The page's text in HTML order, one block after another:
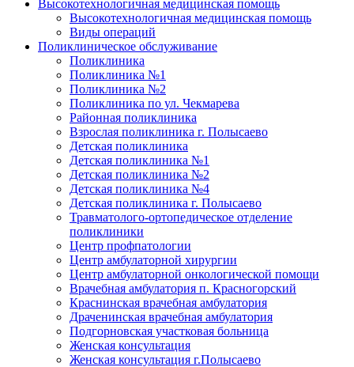
Высокотехнологичная медицинская помощь
Высокотехнологичная медицинская помощь
Виды операций
Поликлиническое обслуживание
Поликлиника
Поликлиника №1
Поликлиника №2
Поликлиника по ул. Чекмарева
Районная поликлиника
Взрослая поликлиника г. Полысаево
Детская поликлиника
Детская поликлиника №1
Детская поликлиника №2
Детская поликлиника №4
Детская поликлиника г. Полысаево
Травматолого-ортопедическое отделение
поликлиники
Центр профпатологии
Центр амбулаторной хирургии
Центр амбулаторной онкологической помощи
Врачебная амбулатория п. Красногорский
Краснинская врачебная амбулатория
Драченинская врачебная амбулатория
Подгорновская участковая больница
Женская консультация
Женская консультация г.Полысаево